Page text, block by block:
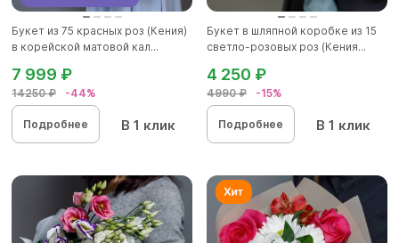
Букет из 75 красных роз (Кения)
в корейской матовой кал...
14250 ₽ -44%
7 999 ₽
Подробнее В 1 клик
Букет в шляпной коробке из 15
светло-розовых роз (Кения...
4990 ₽ -15%
4 250 ₽
Подробнее В 1 клик